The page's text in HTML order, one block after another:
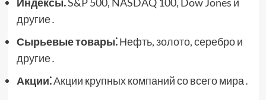
другие․
Сырьевые товары⁚Нефть, золото, серебро и
другие․
Акции⁚Акции крупных компаний со всего мира․